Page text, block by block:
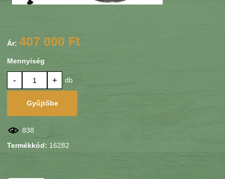
Ár: 407 000 Ft
Mennyiség
- + db
Gyűjtőbe
838
Termékkód: 16282